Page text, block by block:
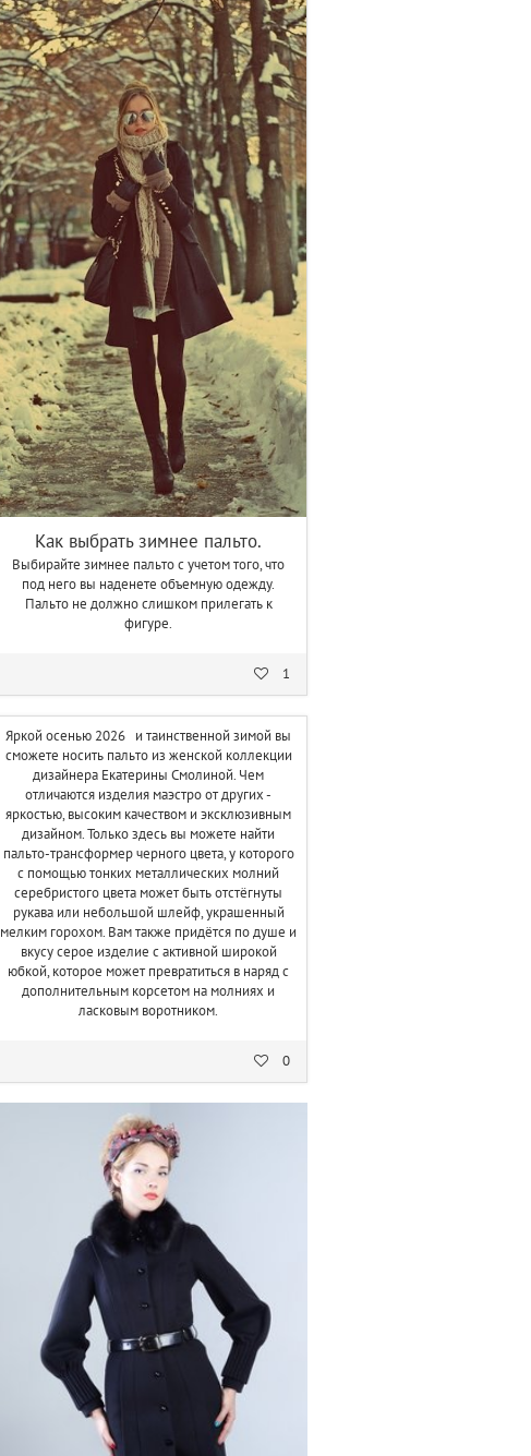
Как выбрать зимнее пальто.
Выбирайте зимнее пальто с учетом того, что
под него вы наденете объемную одежду.
Пальто не должно слишком прилегать к
фигуре.
1
Яркой осенью 2026 и таинственной зимой вы
сможете носить пальто из женской коллекции
дизайнера Екатерины Смолиной. Чем
отличаются изделия маэстро от других -
яркостью, высоким качеством и эксклюзивным
дизайном. Только здесь вы можете найти
пальто-трансформер черного цвета, у которого
с помощью тонких металлических молний
серебристого цвета может быть отстёгнуты
рукава или небольшой шлейф, украшенный
мелким горохом. Вам также придётся по душе и
вкусу серое изделие с активной широкой
юбкой, которое может превратиться в наряд с
дополнительным корсетом на молниях и
ласковым воротником.
0